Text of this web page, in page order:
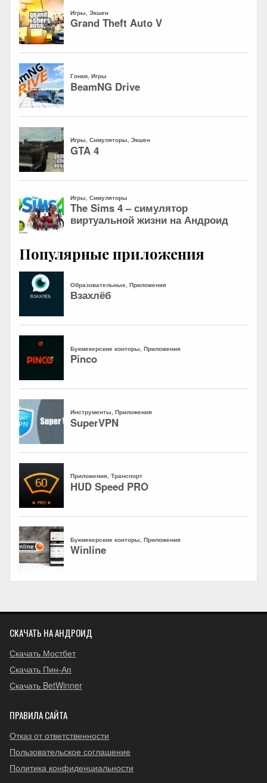
Популярные приложения
СКАЧАТЬ НА АНДРОИД
Скачать Мостбет
Скачать Пин-Ап
Скачать BetWinner
ПРАВИЛА САЙТА
Отказ от ответственности
Пользовательское соглашение
Политика конфиденциальности